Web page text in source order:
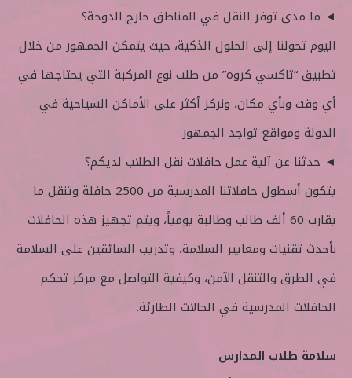
◄ ما مدى توفر النقل في المناطق خارج الدوحة؟
اليوم تحولنا إلى الحلول الذكية، حيث يتمكن الجمهور من خلال
تطبيق “تاكسي كروه” من طلب نوع المركبة التي يحتاجها في
أي وقت وبأي مكان، ونركز أكثر على الأماكن السياحية في
الدولة ومواقع تواجد الجمهور.
◄ حدثنا عن آلية عمل حافلات نقل الطلاب لديكم؟
يتكون أسطول حافلاتنا المدرسية من 2500 حافلة وتنقل ما
يقارب 60 ألف طالب وطالبة يومياً، ويتم تجهيز هذه الحافلات
بأحدث تقنيات ومعايير السلامة، وتدريب السائقين على السلامة
في الطرق والتنقل الآمن، وكيفية التواصل مع مركز تحكم
الحافلات المدرسية في الحالات الطارئة.
سلامة طلاب المدارس